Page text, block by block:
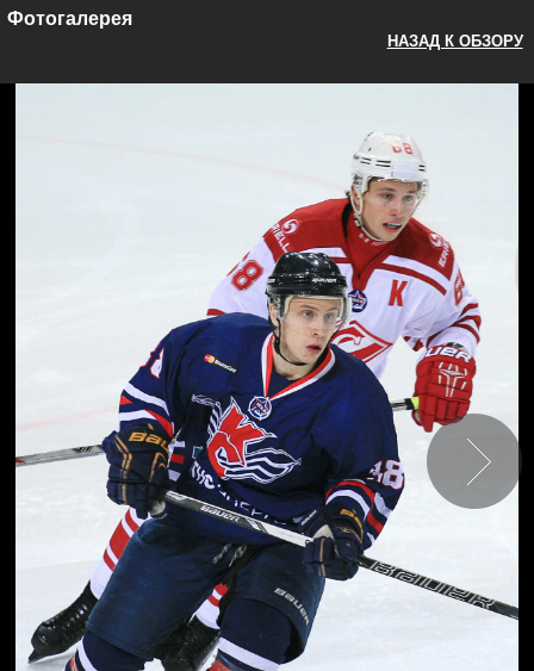
Фотогалерея
НАЗАД К ОБЗОРУ